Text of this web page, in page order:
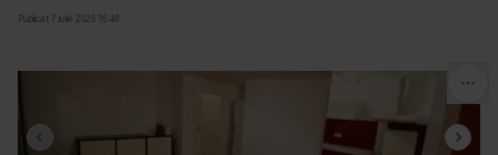
Publicat 7 iulie 2026 16:48
Previous slide Next